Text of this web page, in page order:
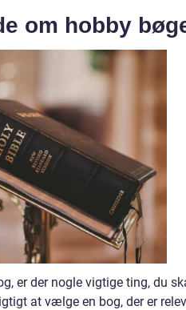
om hobby
er der nogle vigtige ting, du
at vælge en bog, der er